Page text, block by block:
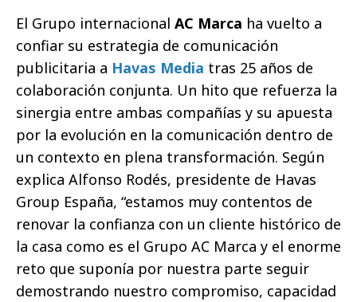
El Grupo internacional AC Marca ha vuelto a
confiar su estrategia de comunicación
publicitaria a Havas Media tras 25 años de
colaboración conjunta. Un hito que refuerza la
sinergia entre ambas compañías y su apuesta
por la evolución en la comunicación dentro de
un contexto en plena transformación. Según
explica Alfonso Rodés, presidente de Havas
Group España, “estamos muy contentos de
renovar la confianza con un cliente histórico de
la casa como es el Grupo AC Marca y el enorme
reto que suponía por nuestra parte seguir
demostrando nuestro compromiso, capacidad